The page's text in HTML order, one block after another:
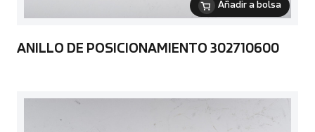
Añadir a bolsa
ANILLO DE POSICIONAMIENTO 302710600